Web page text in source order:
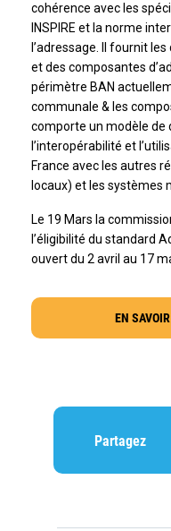
cohérence avec les
INSPIRE et la norme
l’adressage. Il fournit
et des composantes
périmètre BAN
communale & les
comporte un modèle de
l’interopérabilité et
France avec les autres
locaux) et les systèmes
Le 19 Mars la
l’éligibilité du standard
ouvert du 2 avril au 17
EN
Partagez